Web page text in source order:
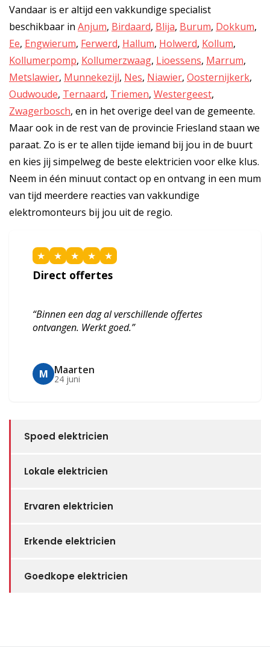
Vandaar is er altijd een vakkundige specialist
beschikbaar in Anjum, Birdaard, Blija, Burum, Dokkum,
Ee, Engwierum, Ferwerd, Hallum, Holwerd, Kollum,
Kollumerpomp, Kollumerzwaag, Lioessens, Marrum,
Metslawier, Munnekezijl, Nes, Niawier, Oosternijkerk,
Oudwoude, Ternaard, Triemen, Westergeest,
Zwagerbosch, en in het overige deel van de gemeente.
Maar ook in de rest van de provincie Friesland staan we
paraat. Zo is er te allen tijde iemand bij jou in de buurt
en kies jij simpelweg de beste elektricien voor elke klus.
Neem in één minuut contact op en ontvang in een mum
van tijd meerdere reacties van vakkundige
elektromonteurs bij jou uit de regio.
★ ★ ★ ★ ★
Direct offertes
“Binnen een dag al verschillende offertes
ontvangen. Werkt goed.”
M Maarten
24 juni
Spoed elektricien
Lokale elektricien
Ervaren elektricien
Erkende elektricien
Goedkope elektricien